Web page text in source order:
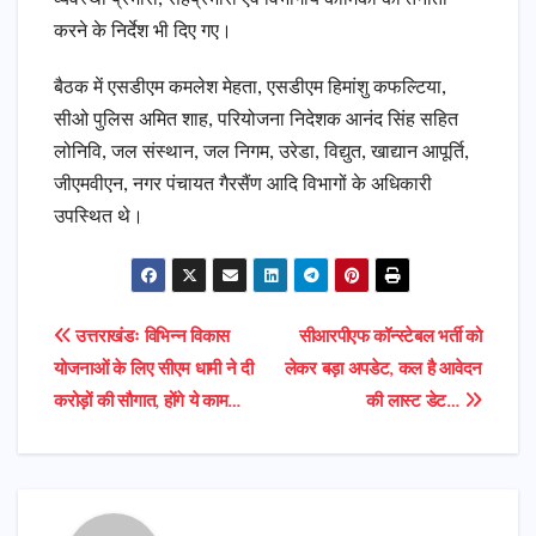
करने के निर्देश भी दिए गए।
बैठक में एसडीएम कमलेश मेहता, एसडीएम हिमांशु कफल्टिया,
सीओ पुलिस अमित शाह, परियोजना निदेशक आनंद सिंह सहित
लोनिवि, जल संस्थान, जल निगम, उरेडा, विद्युत, खाद्यान आपूर्ति,
जीएमवीएन, नगर पंचायत गैरसैंण आदि विभागों के अधिकारी
उपस्थित थे।
Post
navigation
सीआरपीएफ कॉन्स्टेबल भर्ती को
लेकर बड़ा अपडेट, कल है आवेदन
की लास्ट डेट…
उत्तराखंडः विभिन्न विकास
योजनाओं के लिए सीएम धामी ने दी
करोड़ों की सौगात, होंगे ये काम…